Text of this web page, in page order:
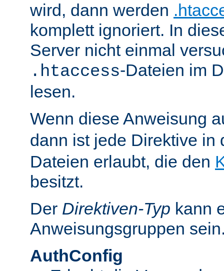
wird, dann werden
komplett ignoriert. In
Server nicht einmal
.htaccess-Dateien im
lesen.
Wenn diese Anweisung
dann ist jede Direktive in
Dateien erlaubt, die den
besitzt.
Der Direktiven-Typ kann
Anweisungsgruppen
AuthConfig